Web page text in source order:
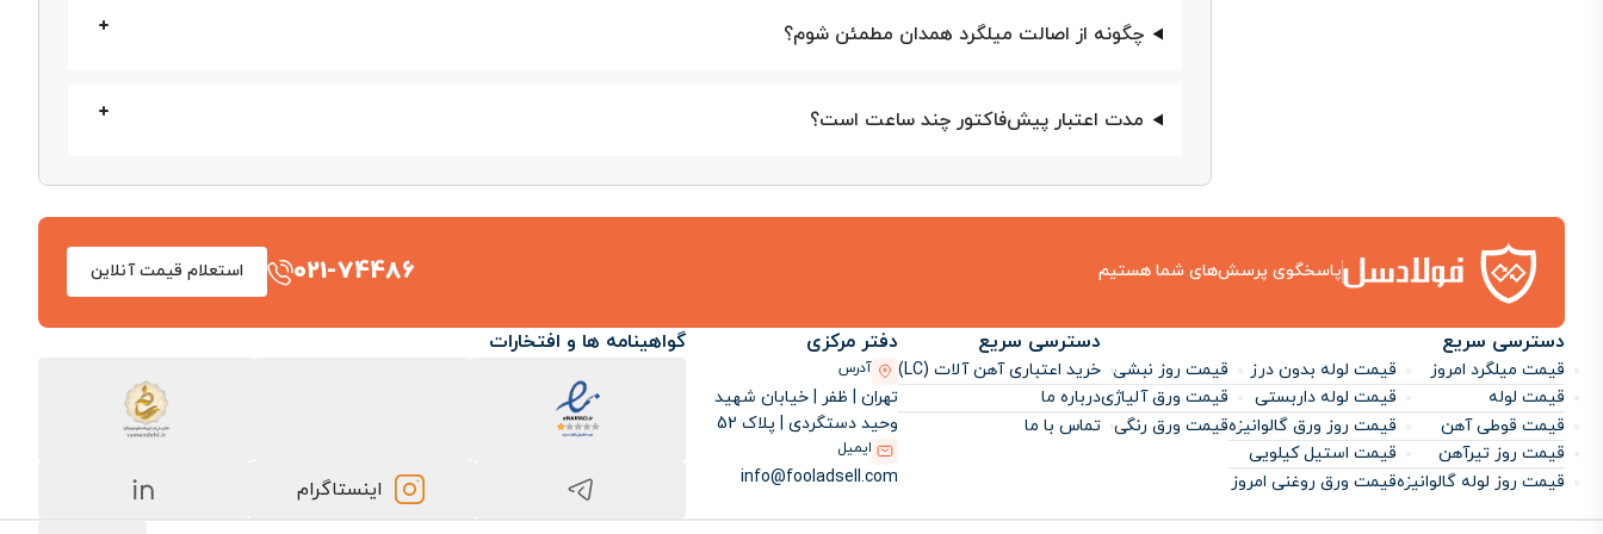
14
A3
سایز مرجع برای ستون و تیر
چگونه از اصالت میلگرد همدان مطمئن شوم؟
مدت اعتبار پیش‌فاکتور چند ساعت است؟
پاسخگوی پرسش‌های شما هستیم 021-74486 استعلام قیمت آنلاین
دسترسی سریع
قیمت میلگرد امروز
قیمت لوله
قیمت قوطی آهن
قیمت روز تیرآهن
قیمت روز لوله گالوانیزه
قیمت لوله بدون درز
قیمت لوله داربستی
قیمت روز ورق گالوانیزه
قیمت استیل کیلویی
قیمت ورق روغنی امروز
قیمت روز نبشی
قیمت ورق آلیاژی
قیمت ورق رنگی
دسترسی سریع
خرید اعتباری آهن آلات (LC)
درباره ما
تماس با ما
دفتر مرکزی
آدرس
تهران | ظفر | خیابان شهید
وحید دستگردی | پلاک 52
ایمیل
info@fooladsell.com
گواهینامه ها و افتخارات
اینستاگرام